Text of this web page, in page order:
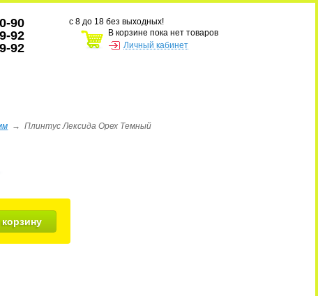
90
92
92
с 8 до 18 без выходных!
В корзине пока нет товаров
Личный кабинет
→Плинтус Лексида Орех Темный